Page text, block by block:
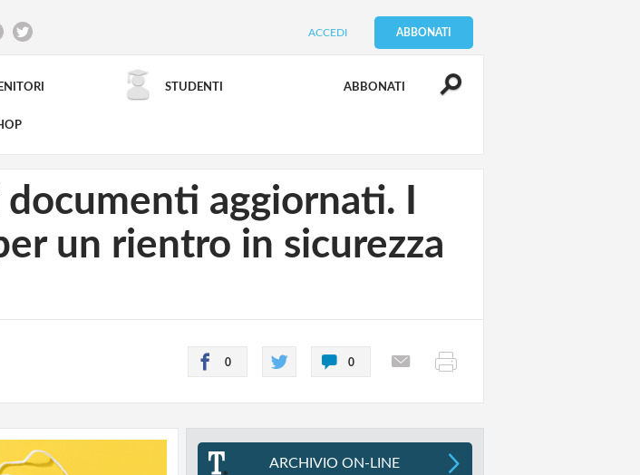
ACCEDI ABBONATI
STUDENTI ABBONATI
AVANZATA
aggiornati. I
un rientro in sicurezza
0 0
ARCHIVIO ON-LINE